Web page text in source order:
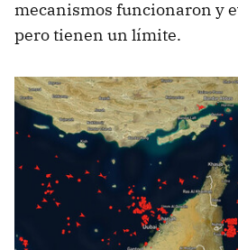
mecanismos funcionaron y
pero tienen un límite.